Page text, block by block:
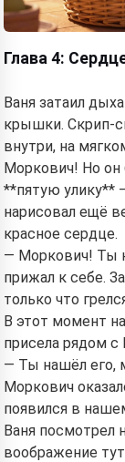
Глава 4:
Ваня затаил
крышки. Скрип-
внутри, на
Моркович! Но он
**пятую улику**
нарисовал ещё
красное сердце.
— Моркович! Ты
прижал к себе.
только что
В этот момент
присела рядом с
— Ты нашёл его,
Моркович
появился в
Ваня посмотрел
воображение